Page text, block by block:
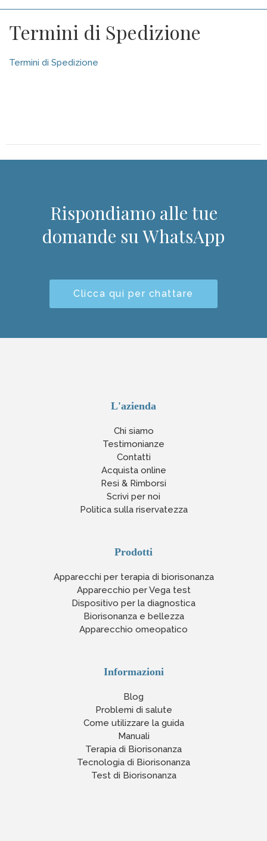
Termini di Spedizione
Termini di Spedizione
Rispondiamo alle tue
domande su WhatsApp
Clicca qui per chattare
L'azienda
Chi siamo
Testimonianze
Contatti
Acquista online
Resi & Rimborsi
Scrivi per noi
Politica sulla riservatezza
Prodotti
Apparecchi per terapia di biorisonanza
Apparecchio per Vega test
Dispositivo per la diagnostica
Biorisonanza e bellezza
Apparecchio omeopatico
Informazioni
Blog
Problemi di salute
Come utilizzare la guida
Manuali
Terapia di Biorisonanza
Tecnologia di Biorisonanza
Test di Biorisonanza